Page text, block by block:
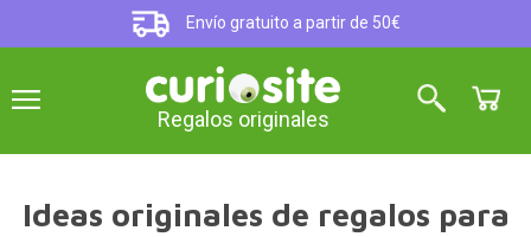
Envío gratuito a partir de 50€
Regalos originales
Ideas originales de regalos para